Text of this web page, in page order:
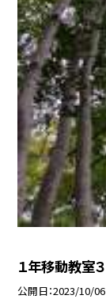
１年移動教室
公開日 2023/10/06